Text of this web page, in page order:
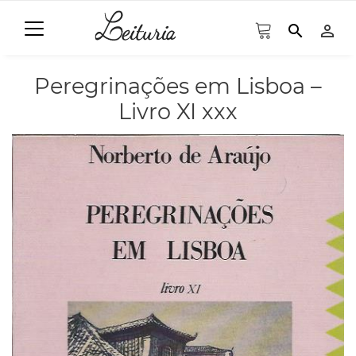
search person_outline
Peregrinações em Lisboa –
Livro XI xxx